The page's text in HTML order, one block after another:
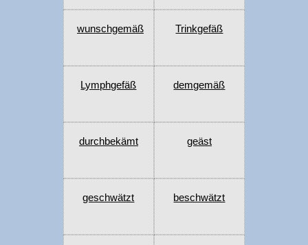
wunschgemäß Trinkgefäß
Lymphgefäß demgemäß
durchbekämt geäst
geschwätzt beschwätzt